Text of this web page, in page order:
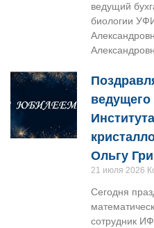
ведущий
биологии
ведущего
Ольгу
21 июля 2026
Сегодня
сотрудник